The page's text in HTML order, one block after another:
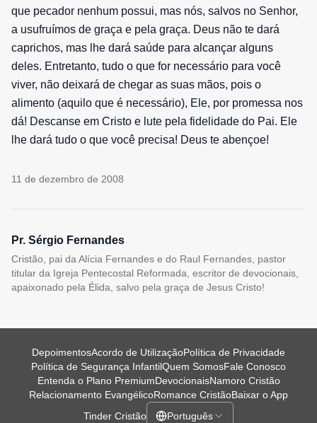
que pecador nenhum possui, mas nós, salvos no Senhor,
a usufruímos de graça e pela graça. Deus não te dará
caprichos, mas lhe dará saúde para alcançar alguns
deles. Entretanto, tudo o que for necessário para você
viver, não deixará de chegar as suas mãos, pois o
alimento (aquilo que é necessário), Ele, por promessa nos
dá! Descanse em Cristo e lute pela fidelidade do Pai. Ele
lhe dará tudo o que você precisa! Deus te abençoe!
11 de dezembro de 2008
Pr. Sérgio Fernandes
Cristão, pai da Alícia Fernandes e do Raul Fernandes, pastor
titular da Igreja Pentecostal Reformada, escritor de devocionais,
apaixonado pela Élida, salvo pela graça de Jesus Cristo!
DepoimentosAcordo de UtilizaçãoPolítica de Privacidade
Política de Segurança InfantilQuem SomosFale Conosco
Entenda o Plano PremiumDevocionaisNamoro Cristão
Relacionamento EvangélicoRomance CristãoBaixar o App
Tinder Cristão
Português